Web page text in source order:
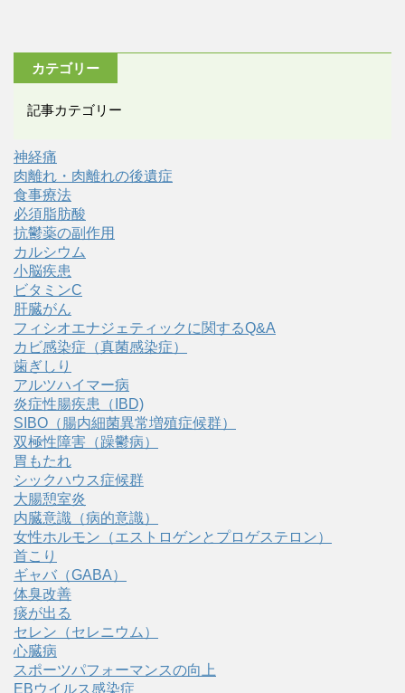
カテゴリー
記事カテゴリー
神経痛
肉離れ・肉離れの後遺症
食事療法
必須脂肪酸
抗鬱薬の副作用
カルシウム
小脳疾患
ビタミンC
肝臓がん
フィシオエナジェティックに関するQ&A
カビ感染症（真菌感染症）
歯ぎしり
アルツハイマー病
炎症性腸疾患（IBD)
SIBO（腸内細菌異常増殖症候群）
双極性障害（躁鬱病）
胃もたれ
シックハウス症候群
大腸憩室炎
内臓意識（病的意識）
女性ホルモン（エストロゲンとプロゲステロン）
首こり
ギャバ（GABA）
体臭改善
痰が出る
セレン（セレニウム）
心臓病
スポーツパフォーマンスの向上
EBウイルス感染症